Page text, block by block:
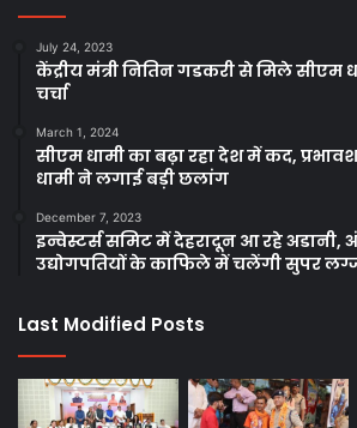
July 24, 2023
केंद्रीय मंत्री नितिन गडकरी से मिले सीएम
चर्चा
March 1, 2024
सीएम धामी का बढ़ा रहा देश में कद,
धामी ने लगाई बड़ी छलांग
December 7, 2023
इन्वेस्टर्स समिट में देहरादून आ रहे अडानी,
उद्योगपतियों के काफिले में चलेंगी सुपर
Last Modified Posts